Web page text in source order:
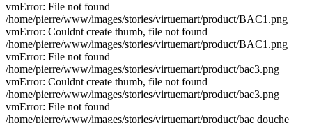
vmError: File not found
/home/pierre/www/images/stories/virtuemart/product/BAC1.png
vmError: Couldnt create thumb, file not found
/home/pierre/www/images/stories/virtuemart/product/BAC1.png
vmError: File not found
/home/pierre/www/images/stories/virtuemart/product/bac3.png
vmError: Couldnt create thumb, file not found
/home/pierre/www/images/stories/virtuemart/product/bac3.png
vmError: File not found
/home/pierre/www/images/stories/virtuemart/product/bac douche